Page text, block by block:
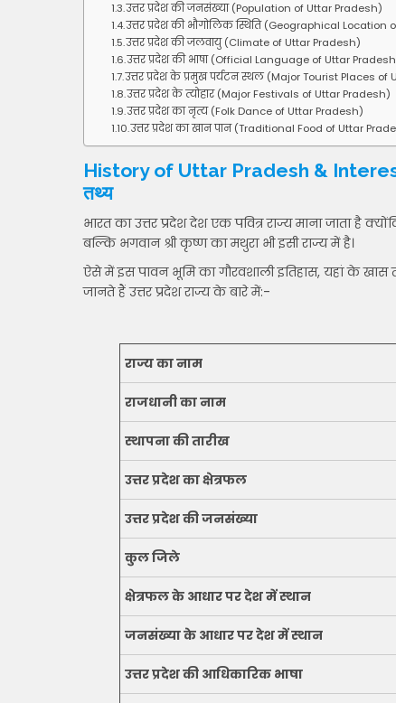
उत्तर प्रदेश की जनसंख्या (Population of Uttar Pradesh)
उत्तर प्रदेश की भौगोलिक स्थिति (Geographical Location
उत्तर प्रदेश की जलवायु (Climate of Uttar Pradesh)
उत्तर प्रदेश की भाषा (Official Language of Uttar
उत्तर प्रदेश के प्रमुख पर्यटन स्थल (Major Tourist Places of
उत्तर प्रदेश के त्योहार (Major Festivals of Uttar Pradesh)
उत्तर प्रदेश का नृत्य (Folk Dance of Uttar Pradesh)
उत्तर प्रदेश का खान पान (Traditional Food of Uttar
History of Uttar Pradesh &
तथ्य
भारत का उत्तर प्रदेश देश एक पवित्र राज्य माना जाता है
बल्कि भगवान श्री कृष्ण का मथुरा भी इसी राज्य में है।
ऐसे में इस पावन भूमि का गौरवशाली इतिहास, यहां के खास
जानते हैं उत्तर प्रदेश राज्य के बारे में:-
राज्य का नाम
राजधानी का नाम
स्थापना की तारीख
उत्तर प्रदेशका क्षेत्रफल
उत्तर प्रदेश की जनसंख्या
कुल जिले
क्षेत्रफल के आधार पर देश में स्थान
जनसंख्या के आधार पर देश में स्थान
उत्तर प्रदेश की आधिकारिक भाषा